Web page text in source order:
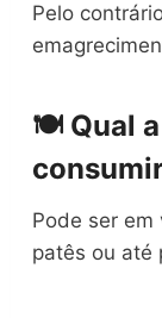
Pelo
🍽️ Qual
Pode ser em
patês ou até